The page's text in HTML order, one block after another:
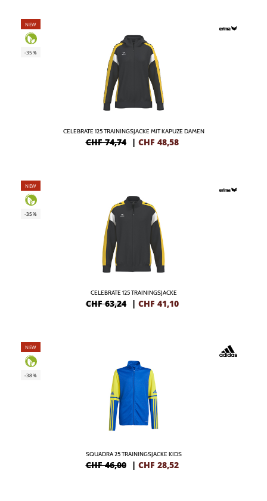
NEW
-35%
CELEBRATE 125 TRAININGSJACKE MIT KAPUZE DAMEN
CHF 74,74 | CHF 48,58
NEW
-35%
CELEBRATE 125 TRAININGSJACKE
CHF 63,24 | CHF 41,10
NEW
-38%
SQUADRA 25 TRAININGSJACKE KIDS
CHF 46,00 | CHF 28,52